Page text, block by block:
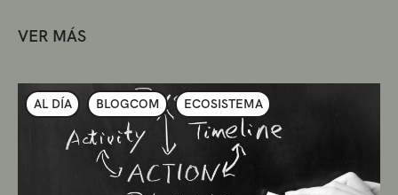
VER MÁS
AL DÍA BLOGCOM ECOSISTEMA